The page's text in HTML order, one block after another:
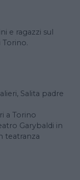
e ragazzi sul
Salita padre
a Torino
Garybaldi in
teatranza